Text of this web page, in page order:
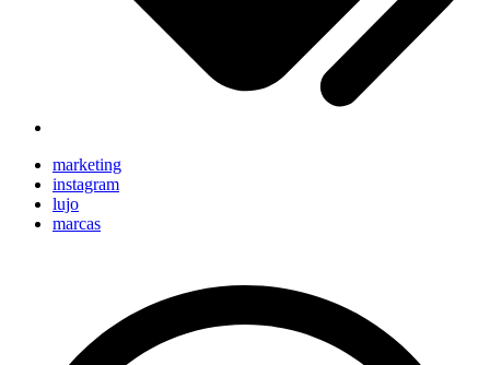
marketing
instagram
lujo
marcas